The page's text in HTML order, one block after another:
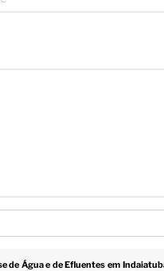
de Água e de Efluentes em